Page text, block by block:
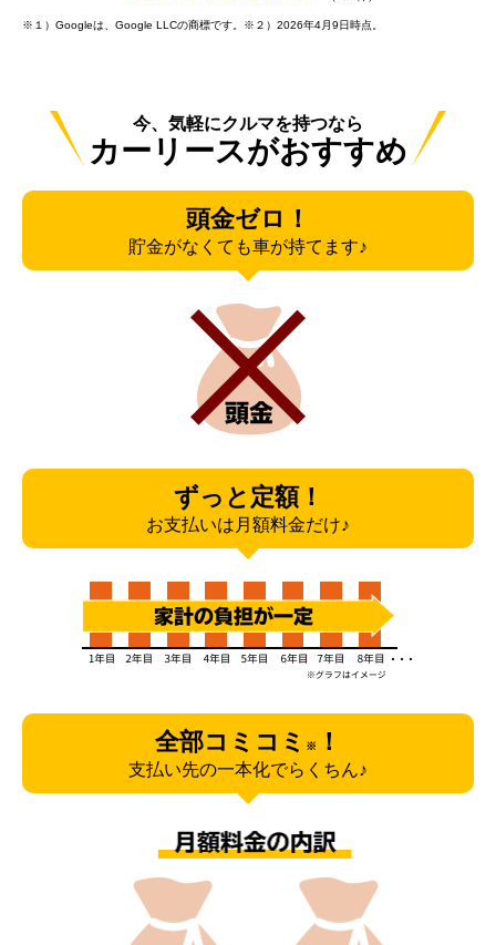
※１）Googleは、Google LLCの商標です。※２） 2026年4月9日時点。
今、気軽にクルマを持つなら
カーリースがおすすめ
頭金ゼロ！
貯金がなくても車が持てます♪
ずっと定額！
お支払いは月額料金だけ♪
全部コミコミ ※ ！
支払い先の一本化でらくちん♪